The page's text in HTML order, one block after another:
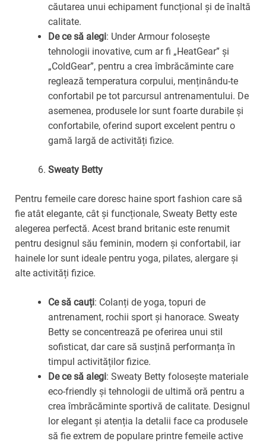
căutarea unui echipament funcțional și de înaltă
calitate.
De ce să alegi: Under Armour folosește
tehnologii inovative, cum ar fi „HeatGear” și
„ColdGear”, pentru a crea îmbrăcăminte care
reglează temperatura corpului, menținându-te
confortabil pe tot parcursul antrenamentului. De
asemenea, produsele lor sunt foarte durabile și
confortabile, oferind suport excelent pentru o
gamă largă de activități fizice.
Sweaty Betty
Pentru femeile care doresc haine sport fashion care să
fie atât elegante, cât și funcționale, Sweaty Betty este
alegerea perfectă. Acest brand britanic este renumit
pentru designul său feminin, modern și confortabil, iar
hainele lor sunt ideale pentru yoga, pilates, alergare și
alte activități fizice.
Ce să cauți: Colanți de yoga, topuri de
antrenament, rochii sport și hanorace. Sweaty
Betty se concentrează pe oferirea unui stil
sofisticat, dar care să susțină performanța în
timpul activităților fizice.
De ce să alegi: Sweaty Betty folosește materiale
eco-friendly și tehnologii de ultimă oră pentru a
crea îmbrăcăminte sportivă de calitate. Designul
lor elegant și atenția la detalii face ca produsele
să fie extrem de populare printre femeile active